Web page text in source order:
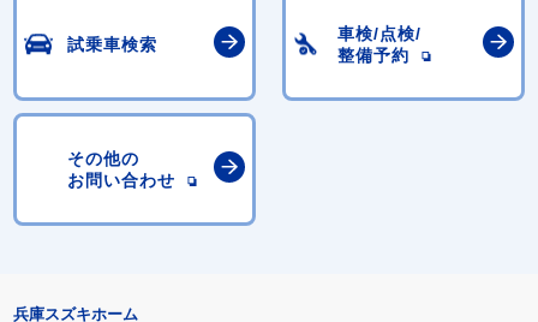
試乗車検索
車検/点検/
整備予約
その他の
お問い合わせ
兵庫スズキホーム